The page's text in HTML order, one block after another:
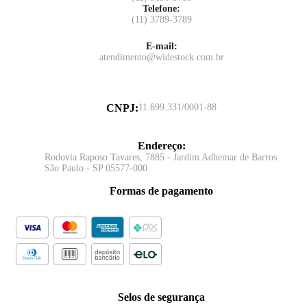
Telefone:
(11) 3789-3789
E-mail:
atendimento@widestock.com.br
CNPJ:11.699.331/0001-88
Endereço:
Rodovia Raposo Tavares, 7885 - Jardim Adhemar de Barros
São Paulo - SP 05577-000
Formas de pagamento
Selos de segurança